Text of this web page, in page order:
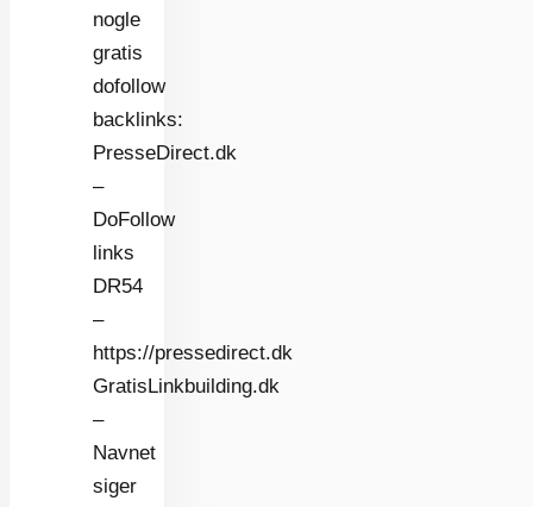
nogle
gratis
dofollow
backlinks:
PresseDirect.dk
–
DoFollow
links
DR54
–
https://pressedirect.dk
GratisLinkbuilding.dk
–
Navnet
siger